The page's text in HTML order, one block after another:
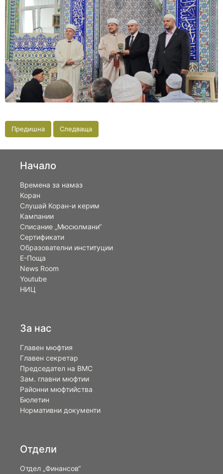
Предишна Следваща
Начало
Времена за намаз
Коран
Слушай Коран-и керим
Кампании
Списание „Мюсюлмани“
Сертификати
Образователни институции
Е-Поща
News Room
Youtube
НИЦ
За нас
Главен мюфтия
Главен секретар
Председател на ВМС
Зам. главни мюфтии
Районни мюфтийства
Бюлетин
Нормативни документи
Отдели
Отдел „Финансов“